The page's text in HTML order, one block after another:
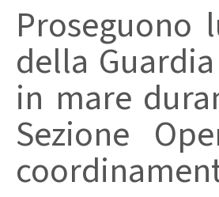
della
in mare
Sezione